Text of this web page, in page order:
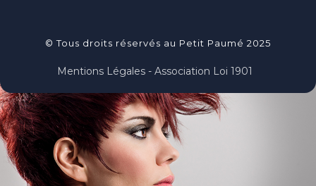
© Tous droits réservés au Petit Paumé 2025
Mentions Légales - Association Loi 1901